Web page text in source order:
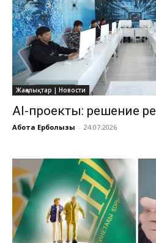
Жаңалықтар | Новости
AI-проекты: решение
Ақбота Ерболқызы - 24.07.2026